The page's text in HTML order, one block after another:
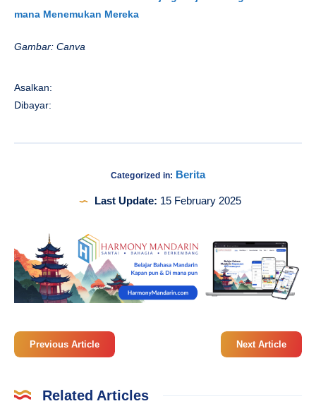
mana Menemukan Mereka
Gambar: Canva
Asalkan:
Dibayar:
Categorized in: Berita
Last Update: 15 February 2025
Previous Article Next Article
Related Articles